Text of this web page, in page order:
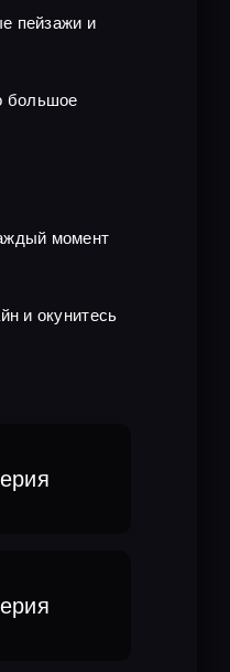
пейзажи и
большое
момент
и окунитесь